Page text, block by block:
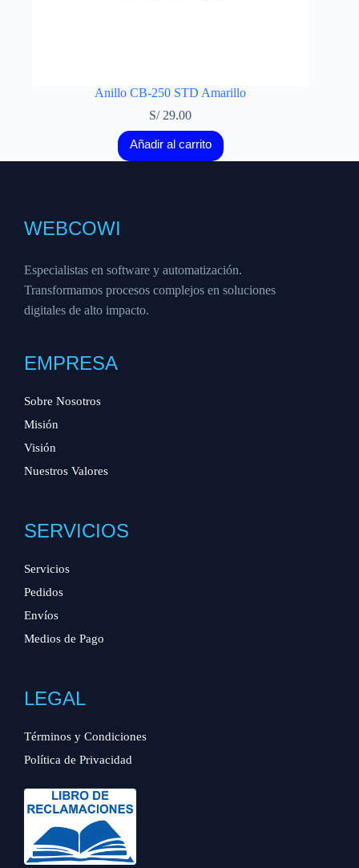
Anillo CB-250 STD Amarillo
S/29.00
Añadir al carrito
WEBCOWI
Especialistas en software y automatización.
Transformamos procesos complejos en soluciones
digitales de alto impacto.
EMPRESA
Sobre Nosotros
Misión
Visión
Nuestros Valores
SERVICIOS
Servicios
Pedidos
Envíos
Medios de Pago
LEGAL
Términos y Condiciones
Política de Privacidad